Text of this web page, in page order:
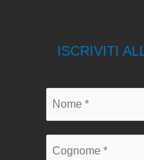
ISCRIVITI